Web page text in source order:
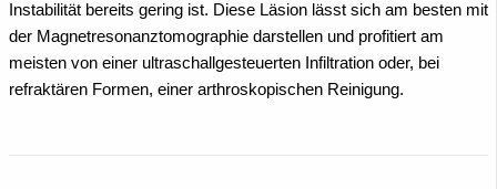
Instabilität bereits gering ist. Diese Läsion lässt sich am besten mit
der Magnetresonanztomographie darstellen und profitiert am
meisten von einer ultraschallgesteuerten Infiltration oder, bei
refraktären Formen, einer arthroskopischen Reinigung.